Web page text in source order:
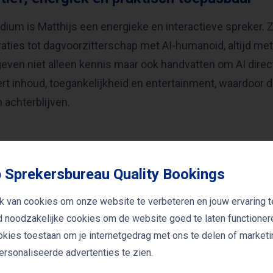
is Matthijs een energieke en interactieve spreker.
tot dagvoorzitterschap met AI-humanoid, altijd
niet alleen kennis maar ook handvatten om AI
inhoud, toegankelijkheid en entertainment, waardoor
achterblijven.
van AI Flitsmeester
komen eraan! De Ai-flitsmeester & de
Sprekersbureau Quality Bookings
van cookies om onze website te verbeteren en jouw ervaring
noodzakelijke cookies om de website goed te laten
toestaan om je internetgedrag met ons te delen of
advertenties te zien.